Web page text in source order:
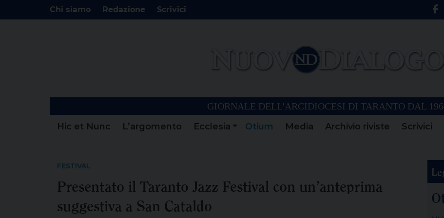
Chi siamo Redazione Scrivici
GIORNALE DELL'ARCIDIOCESI DI TARANTO DAL
Hic et Nunc L’argomento Ecclesia Otium Media Archivio riviste Scrivici
FESTIVAL
Presentato il Taranto Jazz Festival con un’anteprima
suggestiva a San Cataldo